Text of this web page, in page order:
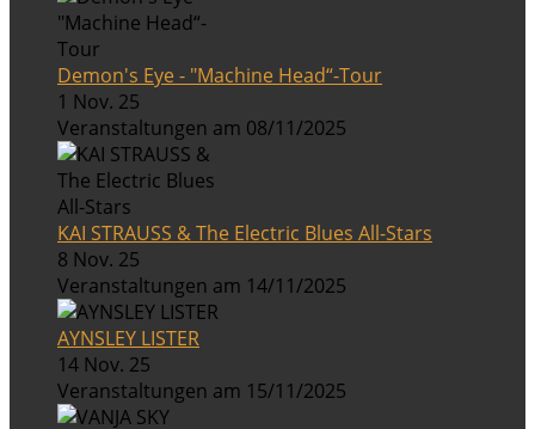
Demon's Eye - "Machine Head“-Tour
1 Nov. 25
Veranstaltungen am 08/11/2025
KAI STRAUSS & The Electric Blues All-Stars
8 Nov. 25
Veranstaltungen am 14/11/2025
AYNSLEY LISTER
14 Nov. 25
Veranstaltungen am 15/11/2025